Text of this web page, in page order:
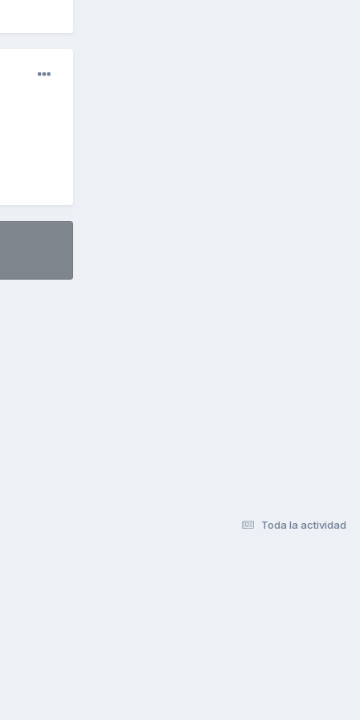
Toda la actividad